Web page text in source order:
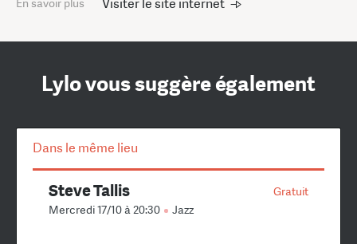
En savoir plus
Lylo vous suggère également
Dans le même lieu
Gratuit
Steve Tallis
Mercredi 17/10 à 20:30 Jazz